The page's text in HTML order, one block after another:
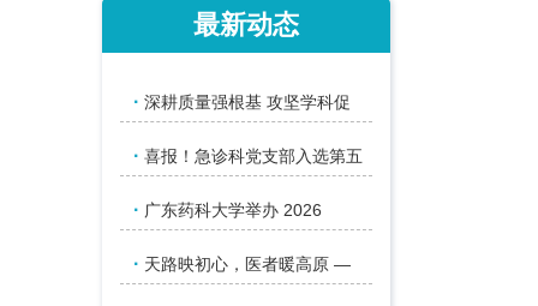
最新动态
· 深耕质量强根基 攻坚学科促
· 喜报！急诊科党支部入选第五
· 广东药科大学举办 2026
· 天路映初心，医者暖高原 —